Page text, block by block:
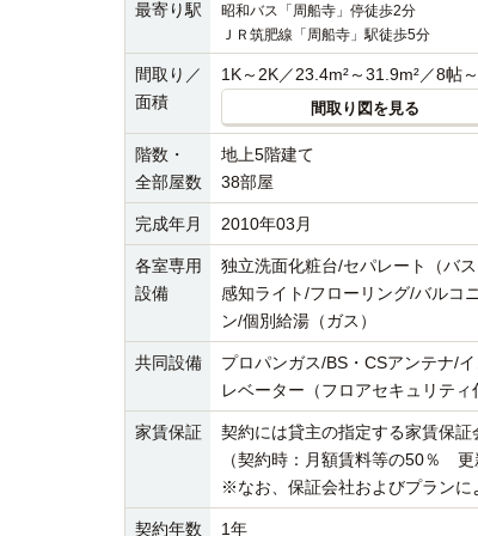
最寄り駅
昭和バス「周船寺」停徒歩2分
ＪＲ筑肥線「周船寺」駅徒歩5分
間取り／
面積
1K～2K／23.4m²～31.9m²／8帖
間取り図を見る
階数・
全部屋数
地上5階建て
38部屋
完成年月 2010年03月
各室専用
設備
独立洗面化粧台/セパレート（バ
感知ライト/フローリング/バルコ
ン/個別給湯（ガス）
共同設備
プロパンガス/BS・CSアンテナ/
レベーター（フロアセキュリテ
家賃保証
契約には貸主の指定する家賃保証
（契約時：月額賃料等の50％ 更
※なお、保証会社およびプランに
契約年数 1年